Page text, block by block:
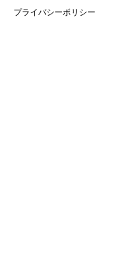
プライバシーポリシー